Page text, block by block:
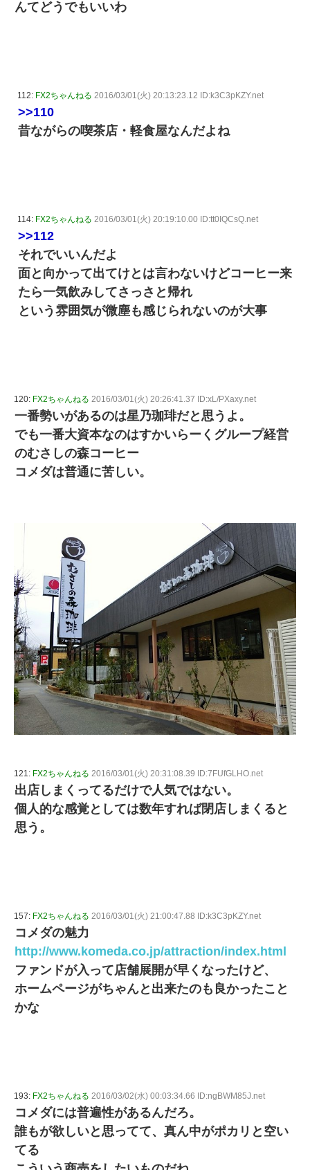
んてどうでもいいわ
112: FX2ちゃんねる 2016/03/01(火) 20:13:23.12 ID:k3C3pKZY.net
>>110
昔ながらの喫茶店・軽食屋なんだよね
114: FX2ちゃんねる 2016/03/01(火) 20:19:10.00 ID:tt0IQCsQ.net
>>112
それでいいんだよ
面と向かって出てけとは言わないけどコーヒー来
たら一気飲みしてさっさと帰れ
という雰囲気が微塵も感じられないのが大事
120: FX2ちゃんねる 2016/03/01(火) 20:26:41.37 ID:xL/PXaxy.net
一番勢いがあるのは星乃珈琲だと思うよ。
でも一番大資本なのはすかいらーくグループ経営
のむさしの森コーヒー
コメダは普通に苦しい。
121: FX2ちゃんねる 2016/03/01(火) 20:31:08.39 ID:7FUfGLHO.net
出店しまくってるだけで人気ではない。
個人的な感覚としては数年すれば閉店しまくると
思う。
157: FX2ちゃんねる 2016/03/01(火) 21:00:47.88 ID:k3C3pKZY.net
コメダの魅力
http://www.komeda.co.jp/attraction/index.html
ファンドが入って店舗展開が早くなったけど、
ホームページがちゃんと出来たのも良かったこと
かな
193: FX2ちゃんねる 2016/03/02(水) 00:03:34.66 ID:ngBWM85J.net
コメダには普遍性があるんだろ。
誰もが欲しいと思ってて、真ん中がポカリと空い
てる